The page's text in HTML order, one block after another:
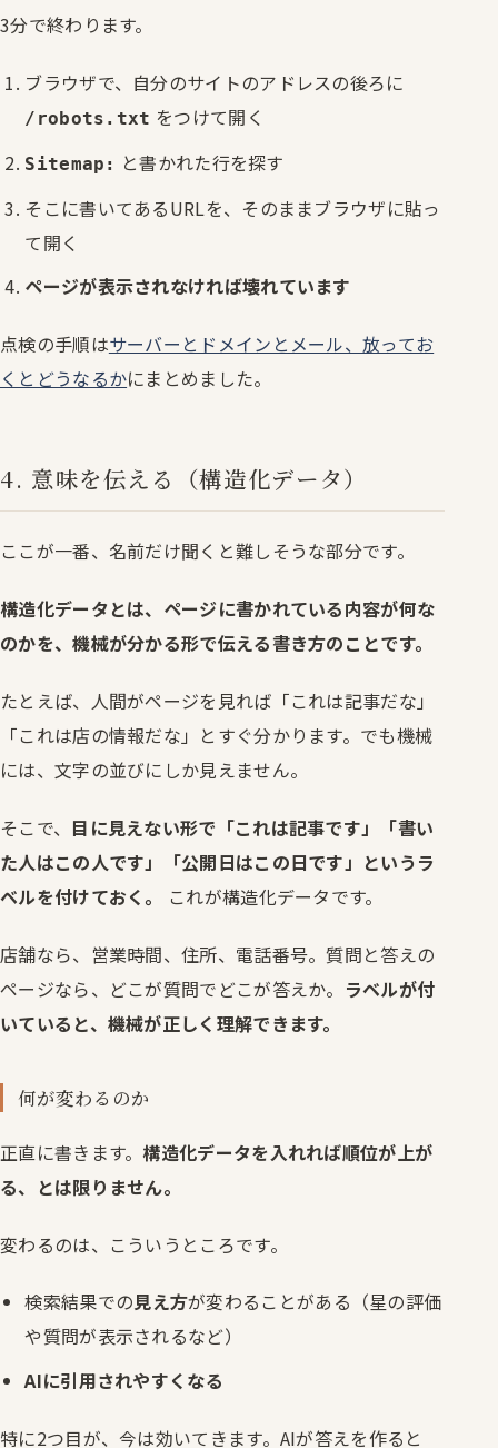
3分で終わります。
ブラウザで、自分のサイトのアドレスの後ろに
/robots.txt をつけて開く
Sitemap:
と書かれた行を探す
そこに書いてあるURLを、そのままブラウザに貼っ
て開く
ページが表示されなければ壊れています
点検の手順はサーバーとドメインとメール、放ってお
くとどうなるかにまとめました。
4. 意味を伝える（構造化データ）
ここが一番、名前だけ聞くと難しそうな部分です。
構造化データとは、ページに書かれている内容が何な
のかを、機械が分かる形で伝える書き方のことです。
たとえば、人間がページを見れば「これは記事だな」
「これは店の情報だな」とすぐ分かります。でも機械
には、文字の並びにしか見えません。
そこで、 目に見えない形で「これは記事です」「書い
た人はこの人です」「公開日はこの日です」というラ
ベルを付けておく。
これが構造化データです。
店舗なら、営業時間、住所、電話番号。質問と答えの
ページなら、どこが質問でどこが答えか。 ラベルが付
いていると、機械が正しく理解できます。
何が変わるのか
正直に書きます。構造化データを入れれば順位が上が
る、とは限りません。
変わるのは、こういうところです。
検索結果での見え方が変わることがある（星の評価
や質問が表示されるなど）
AIに引用されやすくなる
特に2つ目が、今は効いてきます。AIが答えを作ると